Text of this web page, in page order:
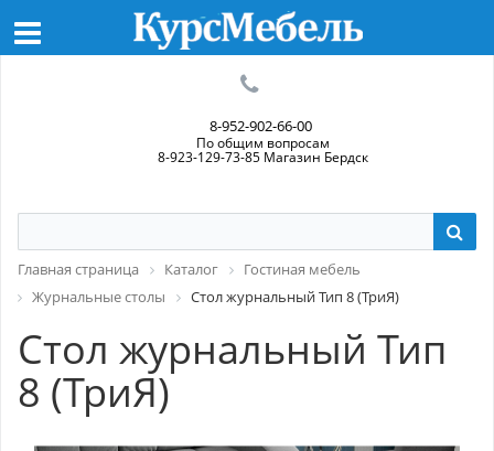
8-952-902-66-00
По общим вопросам
8-923-129-73-85 Магазин Бердск
Главная страница Каталог
Гостиная мебель
Журнальные столы
Стол журнальный Тип 8 (ТриЯ)
Стол журнальный Тип
8 (ТриЯ)